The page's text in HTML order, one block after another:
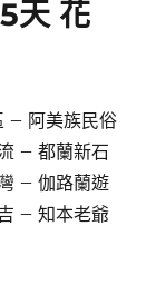
天 花
– 阿美族民俗
– 都蘭新石
– 伽路蘭遊
– 知本老爺